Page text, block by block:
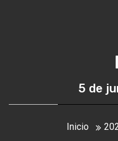
5 de
Inicio